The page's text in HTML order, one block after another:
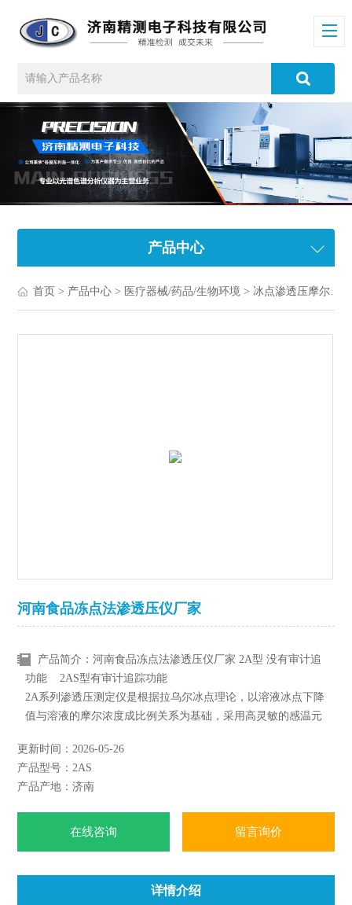
产品中心
首页 > 产品中心 > 医疗器械/药品/生物环境 > 冰点渗透压摩尔浓度测定仪
河南食品冻点法渗透压仪厂家
产品简介：河南食品冻点法渗透压仪厂家 2A型 没有审计追
功能 2AS型有审计追踪功能
2A系列渗透压测定仪是根据拉乌尔冰点理论，以溶液冰点下降
值与溶液的摩尔浓度成比例关系为基础，采用高灵敏的感温元
度。广泛应用于制药、药物分析、生物、食品医疗等领域的渗
透压摩尔浓度的测试及研究。
更新时间：2026-05-26
产品型号：2AS
产品产地：济南
在线咨询 留言询价
详情介绍